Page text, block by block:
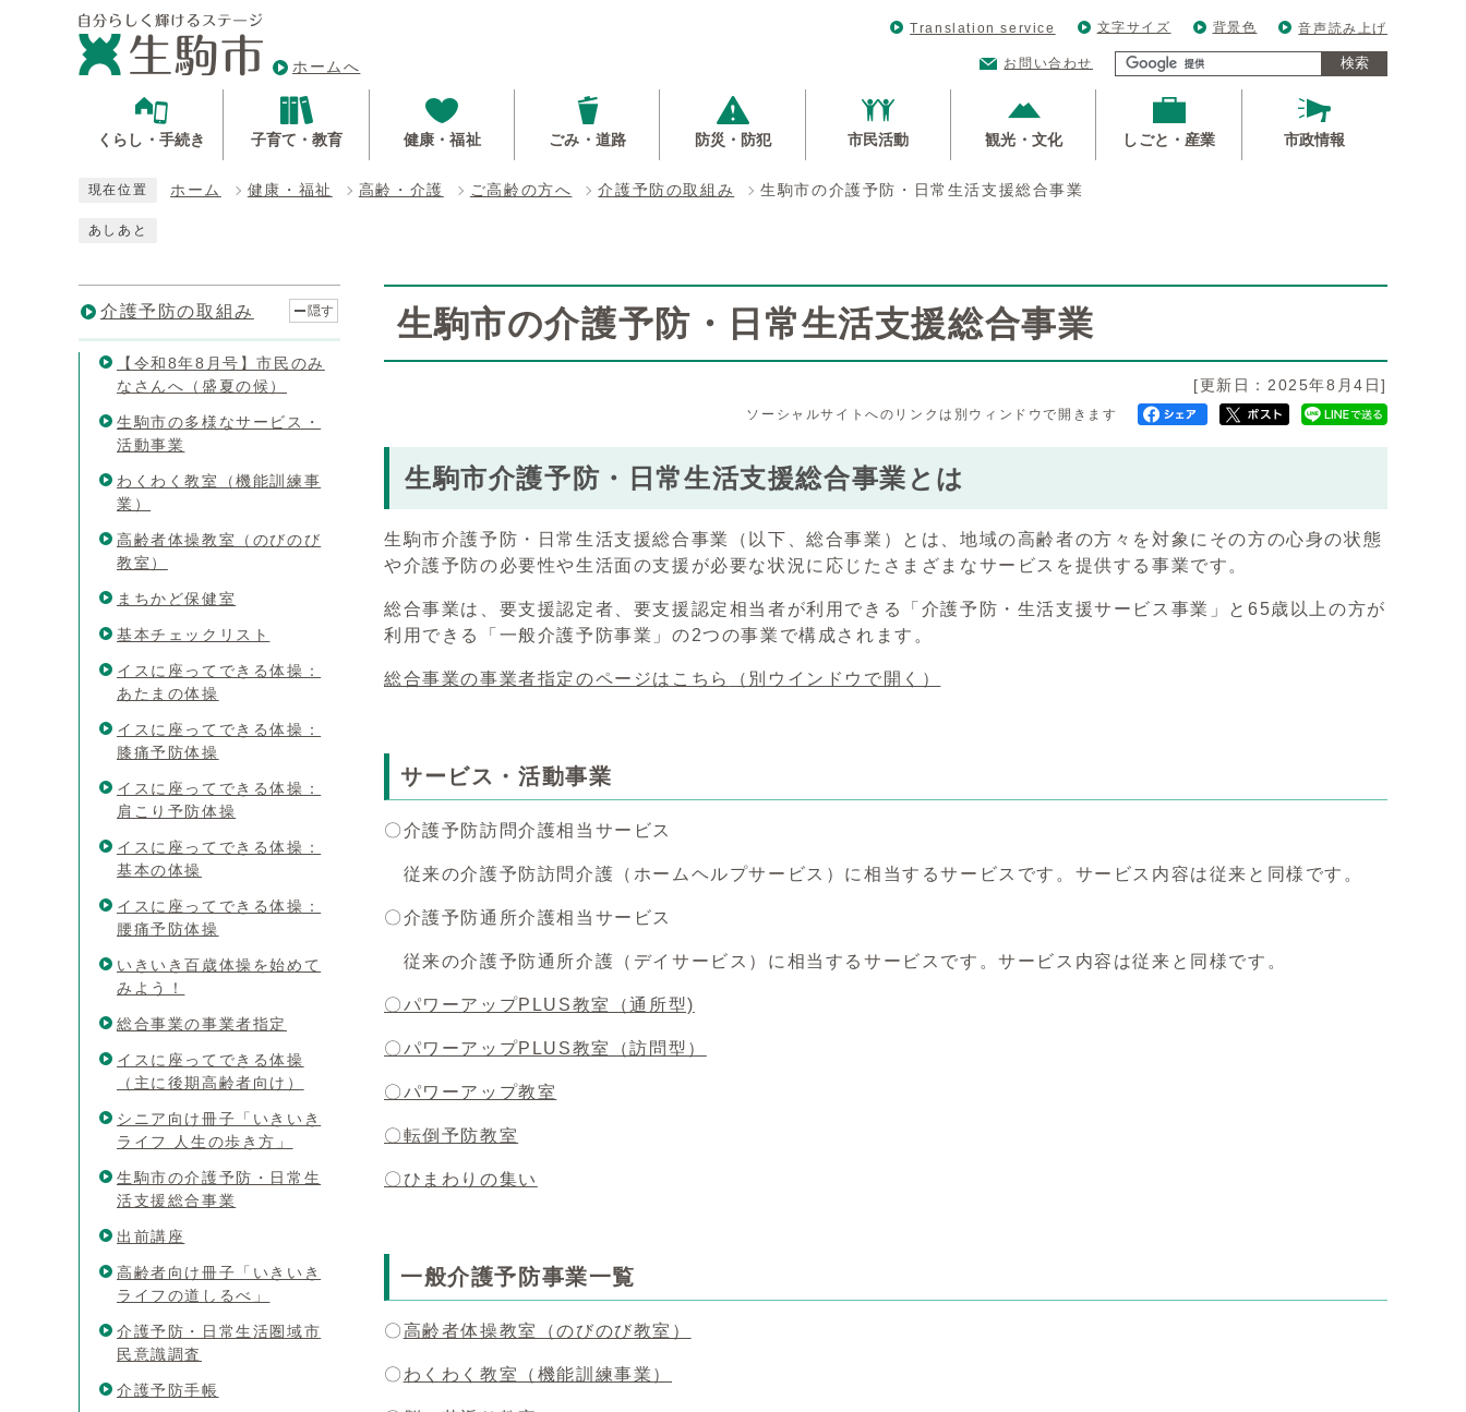
ホームへ
Translation service 文字サイズ 背景色 音声読み上げ
お問い合わせ 検索
くらし・手続き 子育て・教育 健康・福祉 ごみ・道路 防災・防犯 市民活動 観光・文化 しごと・産業 市政情報
現在位置 ホーム 健康・福祉 高齢・介護 ご高齢の方へ 介護予防の取組み 生駒市の介護予防・日常生活支援総合事業
あしあと
生駒市の介護予防・日常生活支援総合事業
[更新日：2025年8月4日]
ソーシャルサイトへのリンクは別ウィンドウで開きます
生駒市介護予防・日常生活支援総合事業とは
生駒市介護予防・日常生活支援総合事業（以下、総合事業）とは、地域の高齢者の方々を対象にその方の心身の状態
や介護予防の必要性や生活面の支援が必要な状況に応じたさまざまなサービスを提供する事業です。
総合事業は、要支援認定者、要支援認定相当者が利用できる「介護予防・生活支援サービス事業」と65歳以上の方が
利用できる「一般介護予防事業」の2つの事業で構成されます。
総合事業の事業者指定のページはこちら （別ウインドウで開く）
サービス・活動事業
〇介護予防訪問介護相当サービス
従来の介護予防訪問介護（ホームヘルプサービス）に相当するサービスです。サービス内容は従来と同様です。
〇介護予防通所介護相当サービス
従来の介護予防通所介護（デイサービス）に相当するサービスです。サービス内容は従来と同様です。
〇パワーアップPLUS教室（通所型)
〇パワーアップPLUS教室（訪問型）
〇パワーアップ教室
〇転倒予防教室
〇ひまわりの集い
一般介護予防事業一覧
〇高齢者体操教室（のびのび教室）
〇 わくわく教室（機能訓練事業）
介護予防の取組み 隠す
【令和8年8月号】市民のみ
なさんへ（盛夏の候）
生駒市の多様なサービス・
活動事業
わくわく教室（機能訓練事
業）
高齢者体操教室（のびのび
教室）
まちかど保健室
基本チェックリスト
イスに座ってできる体操：
あたまの体操
イスに座ってできる体操：
膝痛予防体操
イスに座ってできる体操：
肩こり予防体操
イスに座ってできる体操：
基本の体操
イスに座ってできる体操：
腰痛予防体操
いきいき百歳体操を始めて
みよう！
総合事業の事業者指定
イスに座ってできる体操
（主に後期高齢者向け）
シニア向け冊子「いきいき
ライフ 人生の歩き方」
生駒市の介護予防・日常生
活支援総合事業
出前講座
高齢者向け冊子「いきいき
ライフの道しるべ」
介護予防・日常生活圏域市
民意識調査
介護予防手帳